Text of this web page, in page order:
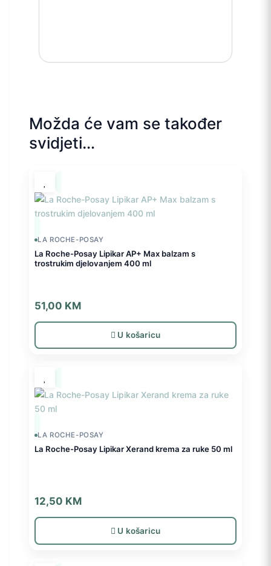
Možda će vam se također
svidjeti…
LA ROCHE-POSAY
La Roche-Posay Lipikar AP+ Max balzam s
trostrukim djelovanjem 400 ml
51,00 KM
U košaricu
LA ROCHE-POSAY
La Roche-Posay Lipikar Xerand krema za ruke 50 ml
12,50 KM
U košaricu